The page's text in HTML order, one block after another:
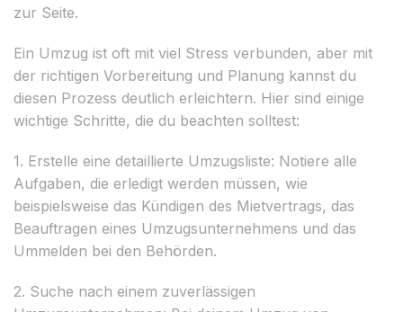
zur Seite.
Ein Umzug ist oft mit viel Stress verbunden, aber mit
der richtigen Vorbereitung und Planung kannst du
diesen Prozess deutlich erleichtern. Hier sind einige
wichtige Schritte, die du beachten solltest:
1. Erstelle eine detaillierte Umzugsliste: Notiere alle
Aufgaben, die erledigt werden müssen, wie
beispielsweise das Kündigen des Mietvertrags, das
Beauftragen eines Umzugsunternehmens und das
Ummelden bei den Behörden.
2. Suche nach einem zuverlässigen